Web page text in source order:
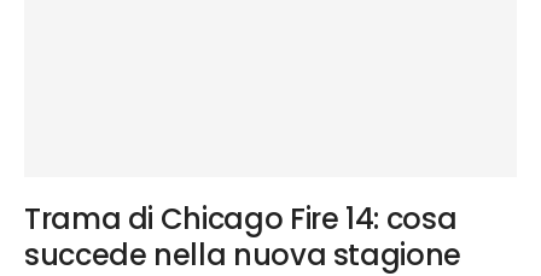
Trama di Chicago Fire 14: cosa
succede nella nuova stagione